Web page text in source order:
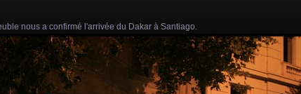
nous a confirmé l'arrivée du Dakar à Santiago.